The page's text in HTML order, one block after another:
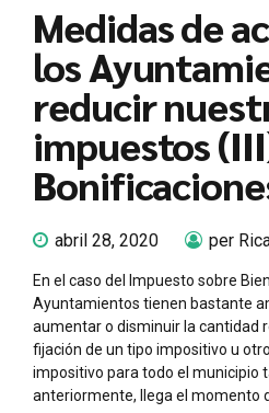
Medidas de
los
reducir
impuestos
abril 28, 2020 per
En el caso del Impuesto sobre
Ayuntamientos tienen bastante
aumentar o disminuir la cantidad
fijación de un tipo impositivo u
impositivo para todo el municipio
anteriormente, llega el momento